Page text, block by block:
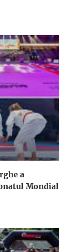
a
Mondial